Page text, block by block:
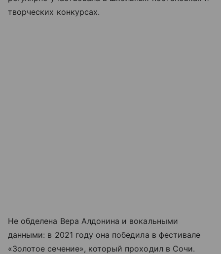
творческих конкурсах.
Не обделена Вера Алдонина и вокальными
данными: в 2021 году она победила в фестивале
«Золотое сечение», который проходил в Сочи.